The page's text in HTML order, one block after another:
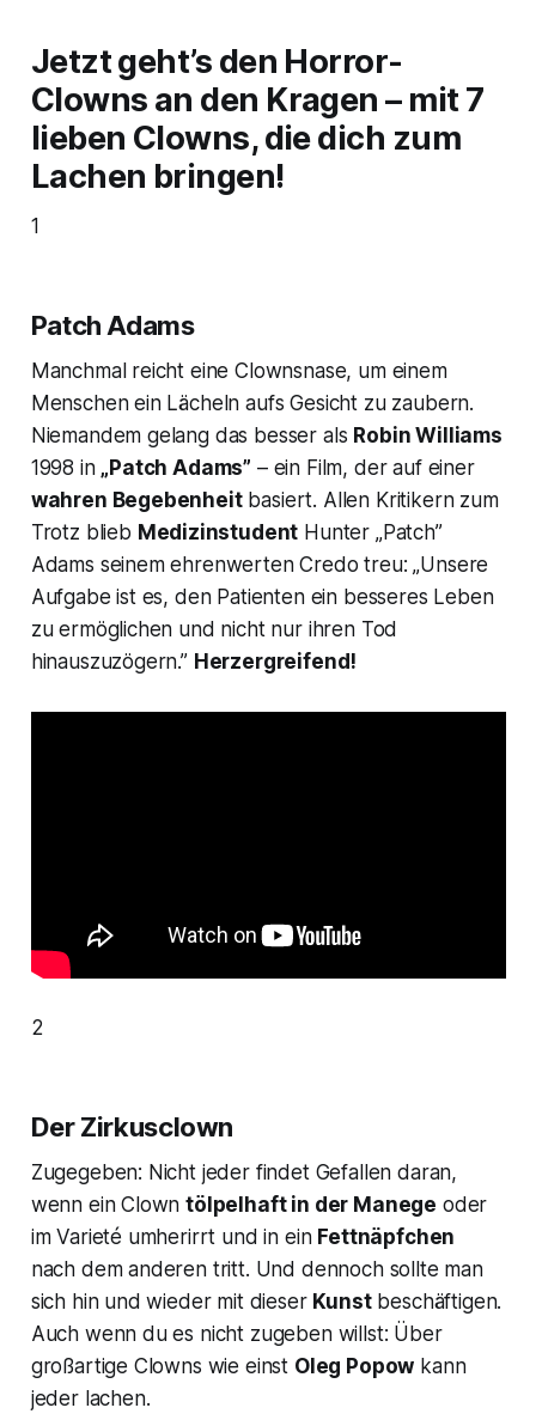
Jetzt geht’s den Horror-
Clowns an den Kragen – mit 7
lieben Clowns, die dich zum
Lachen bringen!
1
Patch Adams
Manchmal reicht eine Clownsnase, um einem
Menschen ein Lächeln aufs Gesicht zu zaubern.
Niemandem gelang das besser als Robin Williams
1998 in „Patch Adams” – ein Film, der auf einer
wahren Begebenheitbasiert. Allen Kritikern zum
Trotz blieb Medizinstudent Hunter „Patch”
Adams seinem ehrenwerten Credo treu: „Unsere
Aufgabe ist es, den Patienten ein besseres Leben
zu ermöglichen und nicht nur ihren Tod
hinauszuzögern.” Herzergreifend!
2
Der Zirkusclown
Zugegeben: Nicht jeder findet Gefallen daran,
wenn ein Clowntölpelhaft in der Manege oder
im Varieté umherirrt und in ein Fettnäpfchen
nach dem anderen tritt. Und dennoch sollte man
sich hin und wieder mit dieser Kunstbeschäftigen.
Auch wenn du es nicht zugeben willst: Über
großartige Clowns wie einst Oleg Popow kann
jeder lachen.